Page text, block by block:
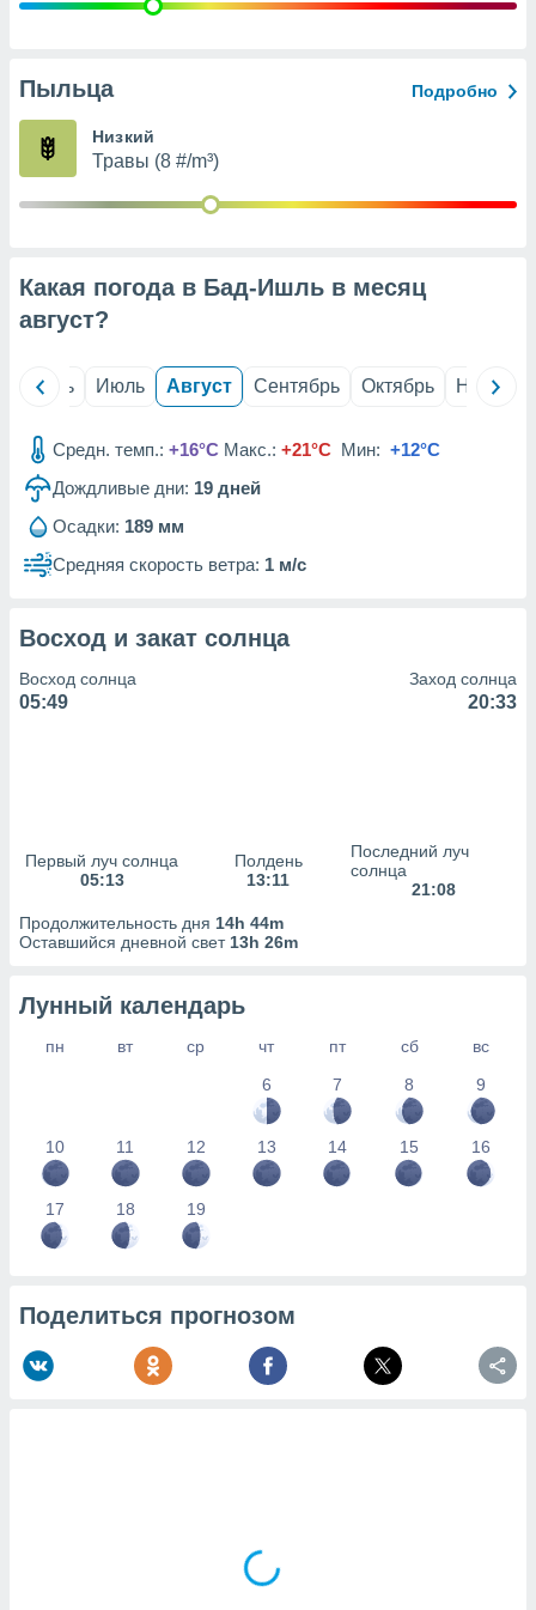
рекламы
сведения
1199
Пыльца Подробно
Низкий
Травы (8 #/m³)
Какая погода в Бад-Ишль в месяц
август?
Июнь Июль Август Сентябрь Октябрь Ноябрь
Средн. темп.: +16°C Макс.: +21°C Мин: +12°C
Дождливые дни: 19 дней
Осадки: 189 мм
Средняя скорость ветра: 1 м/с
Восход и закат солнца
Восход солнца
05:49
Заход солнца
20:33
Первый луч солнца
05:13
Полдень
13:11
Последний луч
солнца
21:08
Продолжительность дня 14h 44m
Оставшийся дневной свет 13h 26m
Лунный календарь
пн вт ср чт пт сб
вс
6
7 8 9
10 11 12 13 14 15 16
17 18 19
Поделиться прогнозом